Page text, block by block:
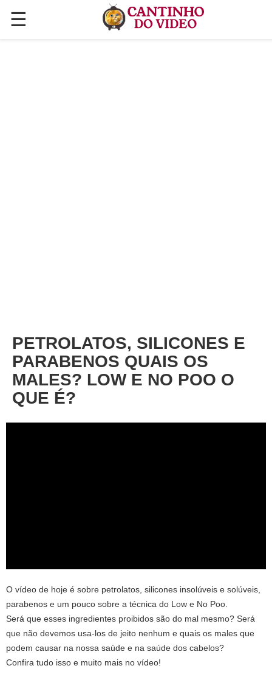
☰
✕
PETROLATOS, SILICONES E
PARABENOS QUAIS OS
MALES? LOW E NO POO O
QUE É?
O vídeo de hoje é sobre petrolatos, silicones insolúveis e solúveis,
parabenos e um pouco sobre a técnica do Low e No Poo.
Será que esses ingredientes proibidos são do mal mesmo? Será
que não devemos usa-los de jeito nenhum e quais os males que
podem causar na nossa saúde e na saúde dos cabelos?
Confira tudo isso e muito mais no vídeo!